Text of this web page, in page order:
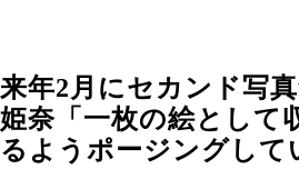
来年2月にセカンド写
姫奈「一枚の絵として
るようポージングして